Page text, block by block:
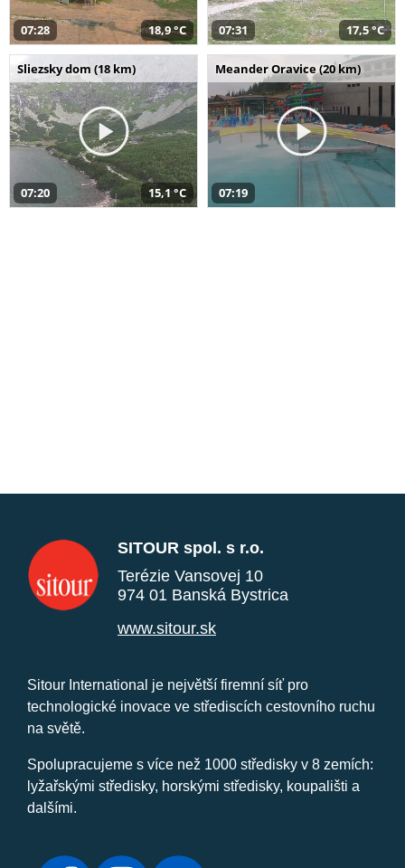
07:28 18,9 °C 07:31 17,5 °C
Sliezsky dom (18 km)
07:20 15,1 °C
Meander Oravice (20 km)
07:19
SITOUR spol. s r.o.
Terézie Vansovej 10
974 01 Banská Bystrica
www.sitour.sk
Sitour International je největší firemní síť pro
technologické inovace ve střediscích cestovního ruchu
na světě.
Spolupracujeme s více než 1000 středisky v 8 zemích:
lyžařskými středisky, horskými středisky, koupališti a
dalšími.